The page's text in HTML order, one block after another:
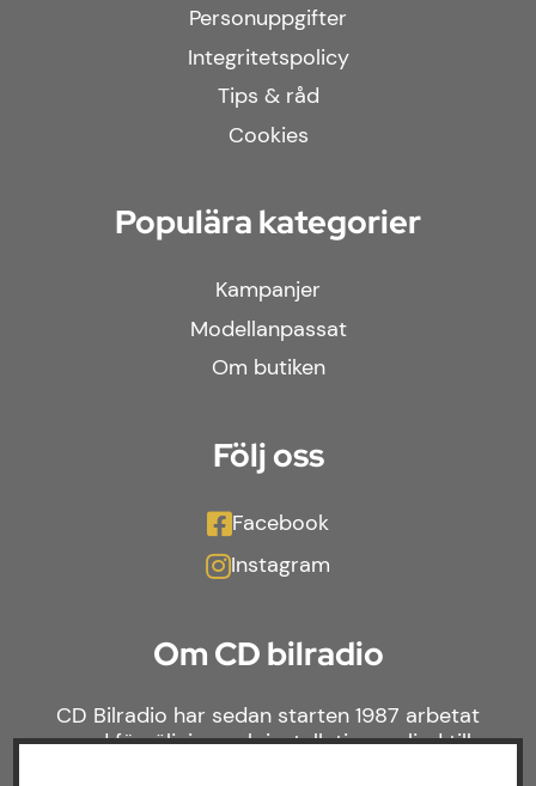
Personuppgifter
Integritetspolicy
Tips & råd
Cookies
Populära kategorier
Kampanjer
Modellanpassat
Om butiken
Följ oss
Facebook
Instagram
Om CD bilradio
CD Bilradio har sedan starten 1987 arbetat
med försäljning och installation av ljud till